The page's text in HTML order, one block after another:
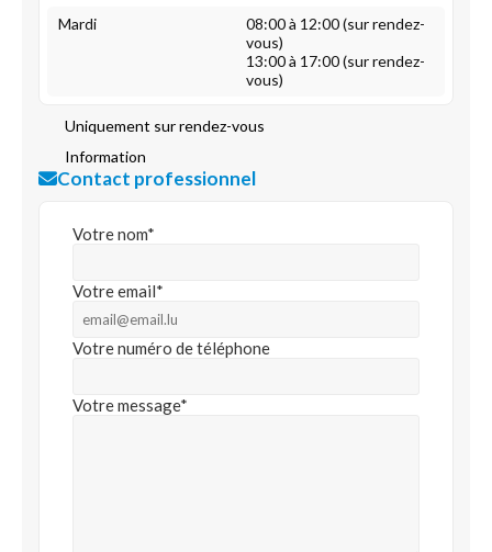
Mardi
08:00 à 12:00 (sur rendez-
vous)
13:00 à 17:00 (sur rendez-
vous)
Uniquement sur rendez-vous
Information
Contact professionnel
Votre nom*
Votre email*
Votre numéro de téléphone
Votre message*